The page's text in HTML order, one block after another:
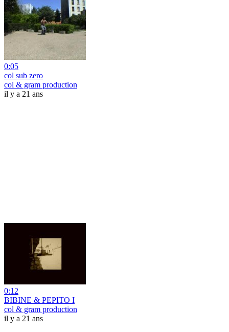
0:05
col sub zero
col & gram production
il y a 21 ans
0:12
BIBINE & PEPITO I
col & gram production
il y a 21 ans